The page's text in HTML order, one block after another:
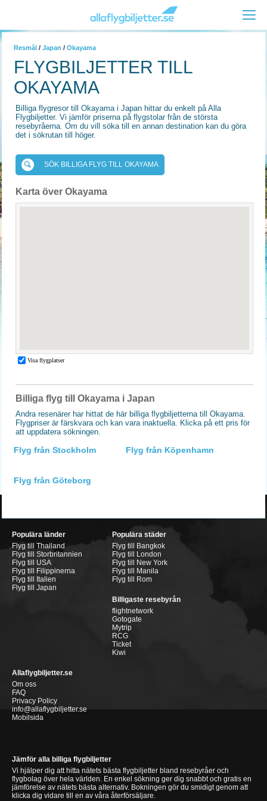
Resmål / Japan / Okayama
FLYGBILJETTER TILL
OKAYAMA
Billiga flygresor till Okayama i Japan hittar du enkelt på Alla
Flygbiljetter. Vi jämför priserna på flygstolar från de största
resebyråerna. Om du vill söka till en annan destination kan du göra
det i sökrutan till höger.
SÖK BILLIGA FLYG TILL OKAYAMA
Karta över Okayama
Billiga flyg till Okayama i Japan
Andra resenärer har hittat de här billiga flygbiljetterna till Okayama.
Flygpriser är färskvara och kan vara inaktuella. Klicka på ett pris för
att uppdatera sökningen.
Flyg från Stockholm Flyg från Köpenhamn
Flyg från Göteborg
Populära länder
Flyg till Thailand
Flyg till Storbritannien
Flyg till USA
Flyg till Filippinerna
Flyg till Italien
Flyg till Japan
Populära städer
Flyg till Bangkok
Flyg till London
Flyg till New York
Flyg till Manila
Flyg till Rom
Billigaste resebyrån
flightnetwork
Gotogate
Mytrip
RCG
Ticket
Kiwi
Allaflygbiljetter.se
Om oss
FAQ
Privacy Policy
info@allaflygbiljetter.se
Mobilsida
Jämför alla billiga flygbiljetter
Vi hjälper dig att hitta nätets bästa flygbiljetter bland resebyråer och
flygbolag över hela världen. En enkel sökning ger dig snabbt och gratis en
jämförelse av nätets bästa alternativ. Bokningen gör du smidigt genom att
klicka dig vidare till en av våra återförsäljare.